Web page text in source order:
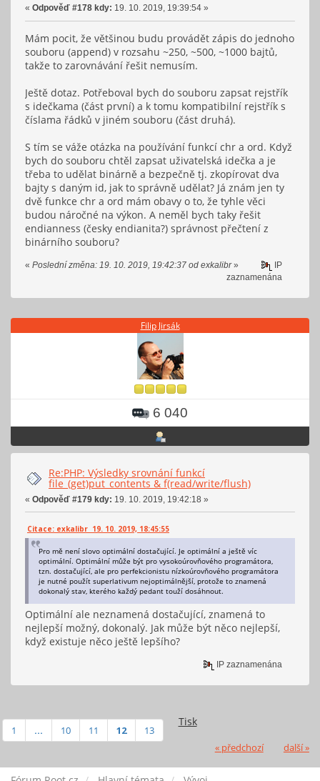
« Odpověď #178 kdy: 19. 10. 2019, 19:39:54 »
Mám pocit, že většinou budu provádět zápis do jednoho
souboru (append) v rozsahu ~250, ~500, ~1000 bajtů,
takže to zarovnávání řešit nemusím.
Ještě dotaz. Potřeboval bych do souboru zapsat rejstřík
s idečkama (část první) a k tomu kompatibilní rejstřík s
číslama řádků v jiném souboru (část druhá).
S tím se váže otázka na používání funkcí chr a ord. Když
bych do souboru chtěl zapsat uživatelská idečka a je
třeba to udělat binárně a bezpečně tj. zkopírovat dva
bajty s daným id, jak to správně udělat? Já znám jen ty
dvě funkce chr a ord mám obavy o to, že tyhle věci
budou náročné na výkon. A neměl bych taky řešit
endianness (česky endianita?) správnost přečtení z
binárního souboru?
« Poslední změna: 19. 10. 2019, 19:42:37 od exkalibr»
IP
zaznamenána
Filip Jirsák
6 040
Re:PHP: Výsledky srovnání funkcí
file_(get)put_contents & f(read/write/flush)
« Odpověď #179 kdy: 19. 10. 2019, 19:42:18 »
Citace: exkalibr 19. 10. 2019, 18:45:55
Pro mě není slovo optimální dostačující. Je optimální a ještě víc
optimální. Optimální může být pro vysokoúrovňového programátora,
tzn. dostačující, ale pro perfekcionistu nízkoúrovňového programátora
je nutné použít superlativum nejoptimálnější, protože to znamená
dokonalý stav, kterého každý pedant touží dosáhnout.
Optimální ale neznamená dostačující, znamená to
nejlepší možný, dokonalý. Jak může být něco nejlepší,
když existuje něco ještě lepšího?
IP zaznamenána
Tisk
1 ... 10 11 12 13
« předchozí další »